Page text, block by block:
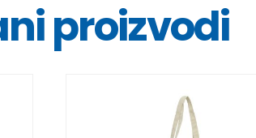
proizvodi